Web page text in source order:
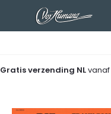
Gratis verzending NL